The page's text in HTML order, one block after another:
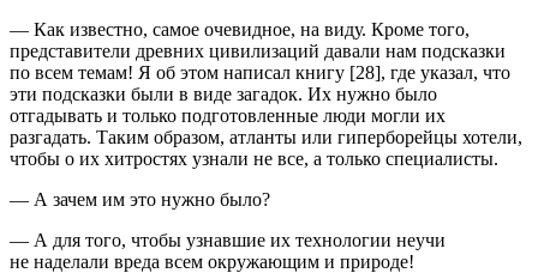
— Как известно, самое очевидное, на виду. Кроме того,
представители древних цивилизаций давали нам подсказки
по всем темам! Я об этом написал книгу [28], где указал, что
эти подсказки были в виде загадок. Их нужно было
отгадывать и только подготовленные люди могли их
разгадать. Таким образом, атланты или гиперборейцы хотели,
чтобы о их хитростях узнали не все, а только специалисты.
— А зачем им это нужно было?
— А для того, чтобы узнавшие их технологии неучи
не наделали вреда всем окружающим и природе!